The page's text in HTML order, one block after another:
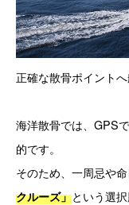
正確な散骨ポイント
海洋散骨では、GPS
的です。
そのため、一周忌や
クルーズ」という選択